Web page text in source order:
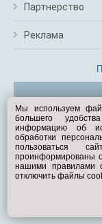
Партнерство
Реклама
Мы используем
большего
информацию об
обработки
пользоваться
проинформированы
нашими правилами
отключить файлы